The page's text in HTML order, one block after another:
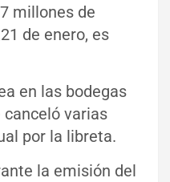
millones de
de enero, es
en las bodegas
canceló varias
por la libreta.
la emisión del